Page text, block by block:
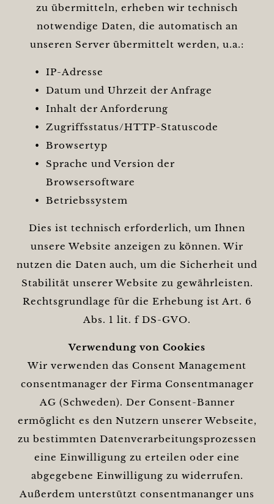
zu übermitteln, erheben wir technisch
notwendige Daten, die automatisch an
unseren Server übermittelt werden, u.a.:
IP-Adresse
Datum und Uhrzeit der Anfrage
Inhalt der Anforderung
Zugriffsstatus/HTTP-Statuscode
Browsertyp
Sprache und Version der
Browsersoftware
Betriebssystem
Dies ist technisch erforderlich, um Ihnen
unsere Website anzeigen zu können. Wir
nutzen die Daten auch, um die Sicherheit und
Stabilität unserer Website zu gewährleisten.
Rechtsgrundlage für die Erhebung ist Art. 6
Abs. 1 lit. f DS-GVO.
Verwendung von Cookies
Wir verwenden das Consent Management
consentmanager der Firma Consentmanager
AG (Schweden). Der Consent-Banner
ermöglicht es den Nutzern unserer Webseite,
zu bestimmten Datenverarbeitungsprozessen
eine Einwilligung zu erteilen oder eine
abgegebene Einwilligung zu widerrufen.
Außerdem unterstützt consentmananger uns